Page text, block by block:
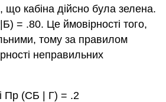
що кабіна дійсно була зелена.
= .80. Це ймовірності того,
тому за правилом
неправильних
Пр (СБ | Г) = .2